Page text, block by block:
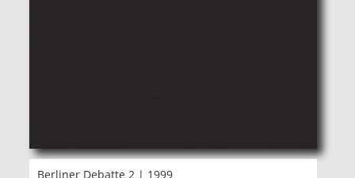
Berliner Debatte 2 | 1999